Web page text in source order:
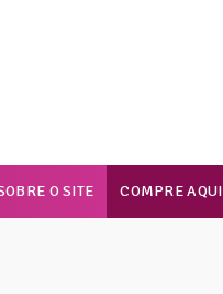
O SITE COMPRE AQUI